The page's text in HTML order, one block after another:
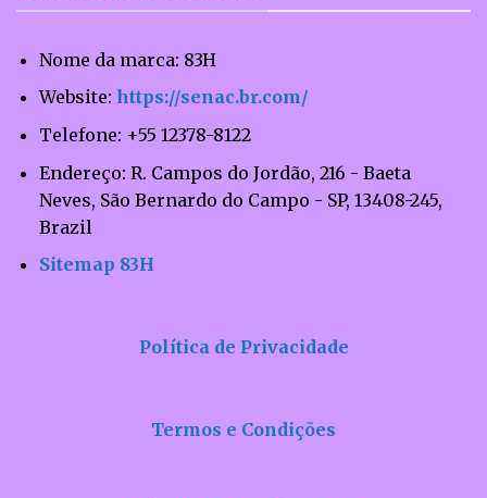
Nome da marca: 83H
Website: https://senac.br.com/
Telefone: +55 12378-8122
Endereço: R. Campos do Jordão, 216 - Baeta
Neves, São Bernardo do Campo - SP, 13408-245,
Brazil
Sitemap 83H
Política de Privacidade
Termos e Condições